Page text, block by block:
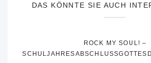
DAS KÖNNTE SIE AUCH
ROCK MY SOUL! –